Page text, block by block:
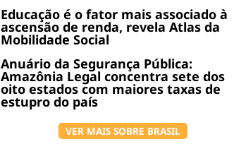
Educação é o fator mais associado à
ascensão de renda, revela Atlas da
Mobilidade Social
Anuário da Segurança Pública:
Amazônia Legal concentra sete dos
oito estados com maiores taxas de
estupro do país
VER MAIS SOBRE BRASIL